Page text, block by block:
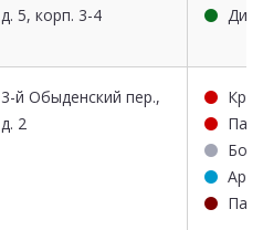
д. 5, корп. 3-4
3-й Обыденский пер.,
д. 2